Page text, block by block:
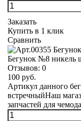
Заказать
Купить в 1 клик
Сравнить
Бегунок №8 никель
Отзывов: 0
100 руб.
Артикул данного
встречныйНаш
запчастей для